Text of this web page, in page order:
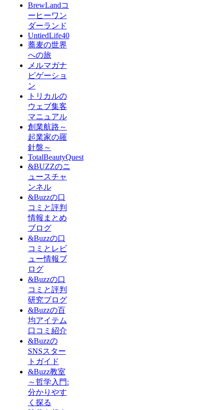
BrewLandコ
ーヒーワン
ダーランド
UntiedLife40
蕎麦の世界
への旅
メルマガナ
ビゲーショ
ン
トリカルの
ウェブ集客
マニュアル
創業航路～
起業家の羅
針盤～
TotalBeautyQuest
&BUZZのニ
ュースチャ
ンネル
&Buzzの口
コミと評判
情報まとめ
ブログ
&Buzzの口
コミとレビ
ュー情報ブ
ログ
&Buzzの口
コミと評判
研究ブログ
&Buzzの百
均アイテム
口コミ紹介
&Buzzの
SNSスター
トガイド
&Buzz教室
～哲学入門:
分かりやす
く探る